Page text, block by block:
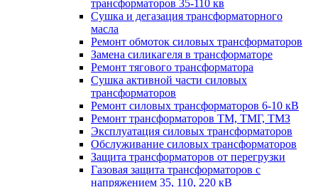
трансформаторов 35-110 кв
Сушка и дегазация трансформаторного
масла
Ремонт обмоток силовых трансформаторов
Замена силикагеля в трансформаторе
Ремонт тягового трансформатора
Сушка активной части силовых
трансформаторов
Ремонт силовых трансформаторов 6-10 кВ
Ремонт трансформаторов ТМ, ТМГ, ТМЗ
Эксплуатация силовых трансформаторов
Обслуживание силовых трансформаторов
Защита трансформаторов от перегрузки
Газовая защита трансформаторов с
напряжением 35, 110, 220 кВ